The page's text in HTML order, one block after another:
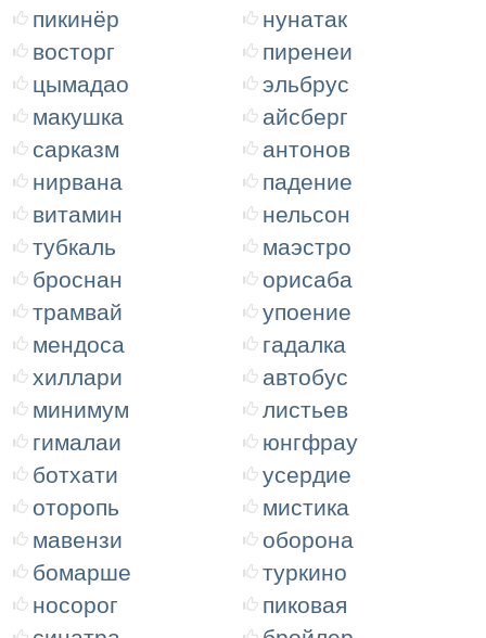
пикинёр
нунатак
восторг
пиренеи
цымадао
эльбрус
макушка
айсберг
сарказм
антонов
нирвана
падение
витамин
нельсон
тубкаль
маэстро
броснан
орисаба
трамвай
упоение
мендоса
гадалка
хиллари
автобус
минимум
листьев
гималаи
юнгфрау
ботхати
усердие
оторопь
мистика
мавензи
оборона
бомарше
туркино
носорог
пиковая